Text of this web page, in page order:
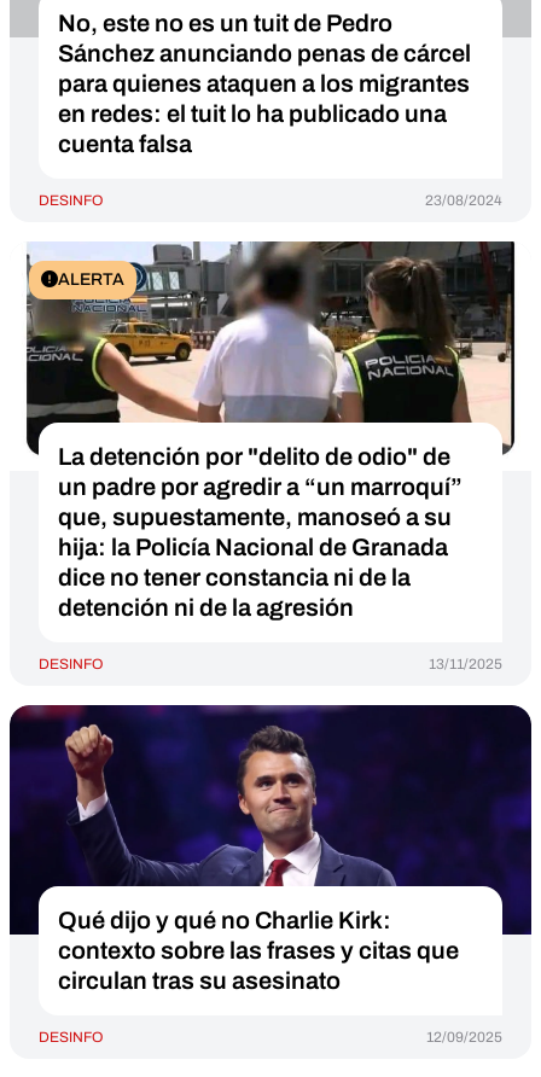
No, este no es un tuit de Pedro
Sánchez anunciando penas de cárcel
para quienes ataquen a los migrantes
en redes: el tuit lo ha publicado una
cuenta falsa
DESINFO 23/08/2024
ALERTA
La detención por "delito de odio" de
un padre por agredir a “un marroquí”
que, supuestamente, manoseó a su
hija: la Policía Nacional de Granada
dice no tener constancia ni de la
detención ni de la agresión
DESINFO 13/11/2025
Qué dijo y qué no Charlie Kirk:
contexto sobre las frases y citas que
circulan tras su asesinato
DESINFO 12/09/2025